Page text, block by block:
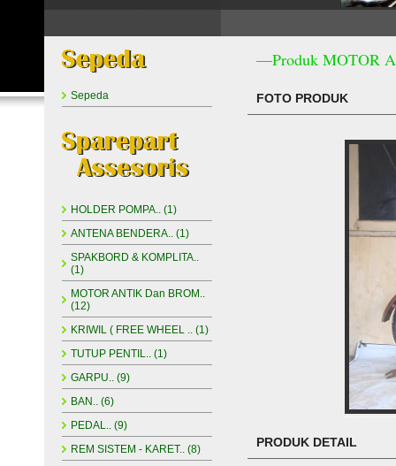
Sepeda
HOLDER POMPA.. (1)
ANTENA BENDERA.. (1)
SPAKBORD & KOMPLITA..
(1)
MOTOR ANTIK Dan BROM..
(12)
KRIWIL ( FREE WHEEL .. (1)
TUTUP PENTIL.. (1)
GARPU.. (9)
BAN.. (6)
PEDAL.. (9)
REM SISTEM - KARET.. (8)
—Produk MOTOR
FOTO PRODUK
PRODUK DETAIL